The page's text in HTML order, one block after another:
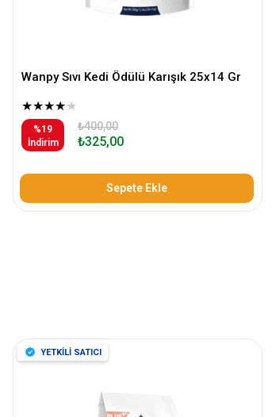
Wanpy Sıvı Kedi Ödülü Karışık 25x14 Gr
★★★★★
%19
İndirim
₺325,00
₺400,00
Sepete Ekle
YETKİLİ SATICI